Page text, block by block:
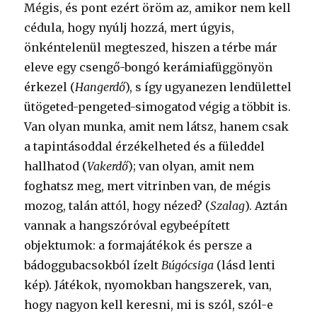
Mégis, és pont ezért öröm az, amikor nem kell
cédula, hogy nyúlj hozzá, mert úgyis,
önkéntelenül megteszed, hiszen a térbe már
eleve egy csengő-bongó kerámiafüggönyön
érkezel (Hangerdő), s így ugyanezen lendülettel
ütögeted-pengeted-simogatod végig a többit is.
Van olyan munka, amit nem látsz, hanem csak
a tapintásoddal érzékelheted és a füleddel
hallhatod (Vakerdő); van olyan, amit nem
foghatsz meg, mert vitrinben van, de mégis
mozog, talán attól, hogy nézed? (Szalag). Aztán
vannak a hangszóróval egybeépített
objektumok: a formajátékok és persze a
bádoggubacsokból ízeltBúgócsiga (lásd lenti
kép). Játékok, nyomokban hangszerek, van,
hogy nagyon kell keresni, mi is szól, szól-e